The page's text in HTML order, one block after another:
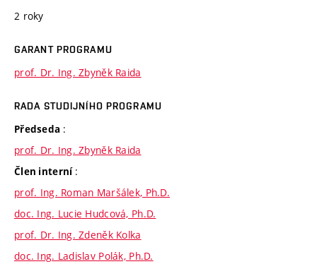
2 roky
GARANT PROGRAMU
prof. Dr. Ing. Zbyněk Raida
RADA STUDIJNÍHO PROGRAMU
Předseda :
prof. Dr. Ing. Zbyněk Raida
Člen interní :
prof. Ing. Roman Maršálek, Ph.D.
doc. Ing. Lucie Hudcová, Ph.D.
prof. Dr. Ing. Zdeněk Kolka
doc. Ing. Ladislav Polák, Ph.D.